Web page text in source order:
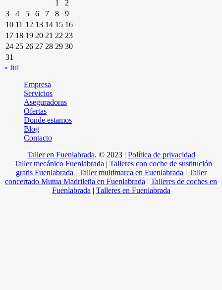
1
2
3
4 5 6 7 8
9
10 11 12 13 14 15 16
17 18 19 20 21 22 23
24 25 26 27 28 29 30
31
« Jul
Empresa
Servicios
Aseguradoras
Ofertas
Donde estamos
Blog
Contacto
Taller en Fuenlabrada. © 2023 | Política de privacidad
Taller mecánico Fuenlabrada | Talleres con coche de sustitución
gratis Fuenlabrada | Taller multimarca en Fuenlabrada | Taller
concertado Mutua Madrileña en Fuenlabrada | Talleres de coches en
Fuenlabrada | Talleres en Fuenlabrada